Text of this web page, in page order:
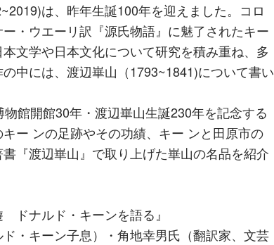
は、昨年生誕100年を迎えました。コロ
・ウエーリ訳『源氏物語』に魅了されたキー
文学や日本文化について研究を積み重ね、多
中には、渡辺崋山（1793~1841)について書い
館開館30年・渡辺崋山生誕230年を記念する
ー ンの足跡やその功績、キー ンと田原市の
『渡辺崋山』で取り上げた崋山の名品を紹介
ナルド・キーンを語る』
・キーン子息）・角地幸男氏（翻訳家、文芸